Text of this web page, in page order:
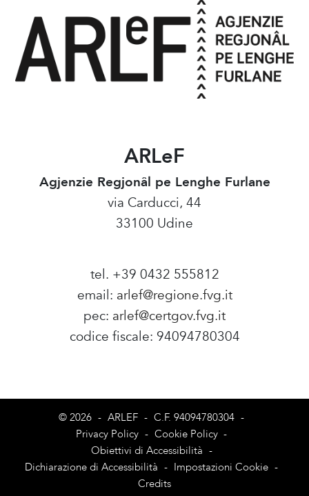
ARLeF
Agjenzie Regjonâl pe Lenghe Furlane
via Carducci, 44
33100 Udine
tel. +39 0432 555812
email: arlef@regione.fvg.it
pec: arlef@certgov.fvg.it
codice fiscale: 94094780304
© 2026 - ARLEF - C.F. 94094780304 -
Privacy Policy - Cookie Policy -
Obiettivi di Accessibilità -
Dichiarazione di Accessibilità - Impostazioni Cookie -
Credits